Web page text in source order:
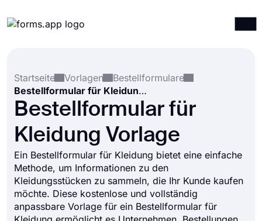
Integrationen
Vorlagen
Ressourcen
Startseite
Vorlagen
Bestellformulare
Bestellformular für Kleidung Vorlage
Bestellformular für
Kleidung Vorlage
Ein Bestellformular für Kleidung bietet eine einfache
Methode, um Informationen zu den
Kleidungsstücken zu sammeln, die Ihr Kunde kaufen
möchte. Diese kostenlose und vollständig
anpassbare Vorlage für ein Bestellformular für